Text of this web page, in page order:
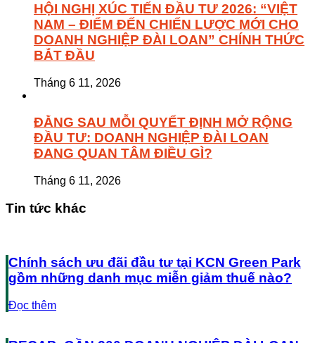
HỘI NGHỊ XÚC TIẾN ĐẦU TƯ 2026: “VIỆT
NAM – ĐIỂM ĐẾN CHIẾN LƯỢC MỚI CHO
DOANH NGHIỆP ĐÀI LOAN” CHÍNH THỨC
BẮT ĐẦU
Tháng 6 11, 2026
ĐẰNG SAU MỖI QUYẾT ĐỊNH MỞ RỘNG
ĐẦU TƯ: DOANH NGHIỆP ĐÀI LOAN
ĐANG QUAN TÂM ĐIỀU GÌ?
Tháng 6 11, 2026
Tin tức khác
Chính sách ưu đãi đầu tư tại KCN Green Park
gồm những danh mục miễn giảm thuế nào?
Đọc thêm